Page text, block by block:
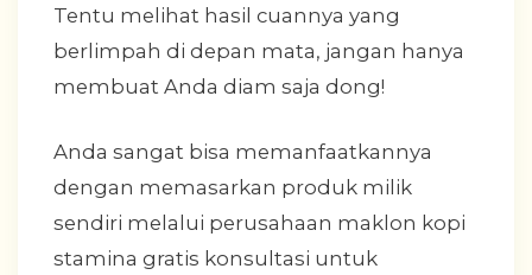
Tentu melihat hasil cuannya yang
berlimpah di depan mata, jangan hanya
membuat Anda diam saja dong!
Anda sangat bisa memanfaatkannya
dengan memasarkan produk milik
sendiri melalui perusahaan maklon kopi
stamina gratis konsultasi untuk